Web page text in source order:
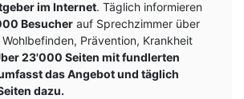
im Internet. Täglich informieren
Besucher auf Sprechzimmer über
Prävention, Krankheit
23'000 Seiten mit fundlerten
das Angebot und täglich
dazu.